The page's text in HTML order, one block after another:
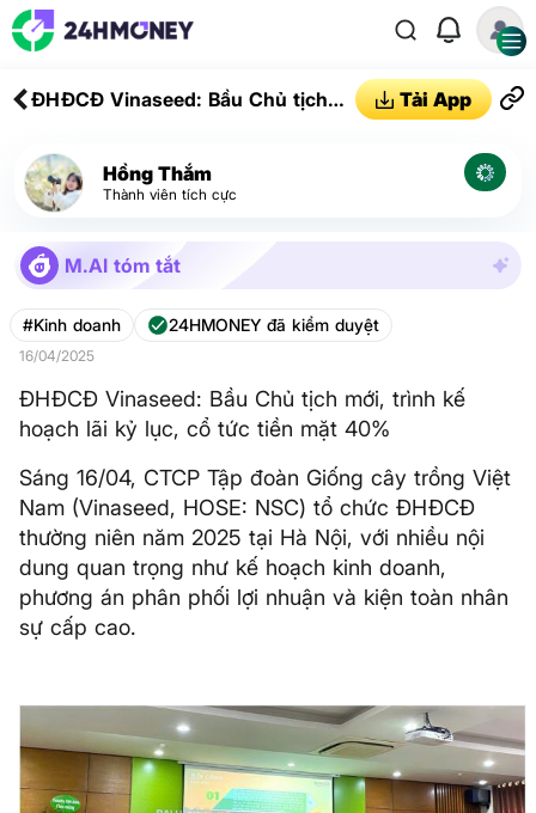
ĐHĐCĐ Vinaseed: Bầu Chủ tịch
tức tiền mặt 40%
Tải App
Hồng Thắm
Thành viên tích cực
M.AI tóm tắt
#Kinh doanh 24HMONEY đã kiểm duyệt
16/04/2025
ĐHĐCĐ Vinaseed: Bầu Chủ tịch mới, trình kế
hoạch lãi kỷ lục, cổ tức tiền mặt 40%
Sáng 16/04, CTCP Tập đoàn Giống cây trồng Việt
Nam (Vinaseed, HOSE: NSC) tổ chức ĐHĐCĐ
thường niên năm 2025 tại Hà Nội, với nhiều nội
dung quan trọng như kế hoạch kinh doanh,
phương án phân phối lợi nhuận và kiện toàn nhân
sự cấp cao.